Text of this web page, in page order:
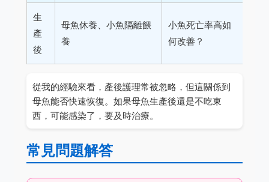
生
產
後
母魚休養、小魚隔離餵
養
小魚死亡率高如
何改善？
從我的經驗來看，產後護理常被忽略，但這關係到
母魚能否快速恢復。如果母魚生產後還是不吃東
西，可能感染了，要及時治療。
常見問題解答